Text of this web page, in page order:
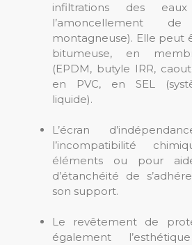
infiltrations des
l’amoncellement
montagneuse). Elle peut
bitumeuse, en
(EPDM, butyle IRR,
en PVC, en SEL
liquide).
L’écran
l’incompatibilité
éléments ou pour
d’étanchéité de
son support.
Le revêtement de
également